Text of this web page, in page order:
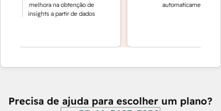
melhora na obtenção de
insights a partir de dados
automaticamente
Precisa de ajuda para escolher um plano?